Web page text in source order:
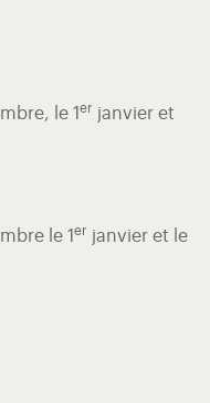
le 1 er janvier et
le 1 er janvier et le